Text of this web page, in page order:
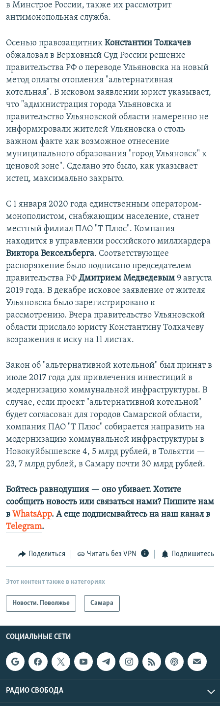
в Минстрое России, также их рассмотрит
антимонопольная служба.
Осенью правозащитник Константин Толкачев
обжаловал в Верховный Суд России решение
правительства РФ о переводе Ульяновска на новый
метод оплаты отопления "альтернативная
котельная". В исковом заявлении юрист указывает,
что "администрация города Ульяновска и
правительство Ульяновской области намеренно не
информировали жителей Ульяновска о столь
важном факте как возможное отнесение
муниципального образования "город Ульяновск" к
ценовой зоне". Сделано это было, как указывает
истец, максимально закрыто.
С 1 января 2020 года единственным оператором-
монополистом, снабжающим население, станет
местный филиал ПАО "Т Плюс". Компания
находится в управлении российского миллиардера
Виктора Вексельберга. Соответствующее
распоряжение было подписано председателем
правительства РФ Дмитрием Медведевым 9 августа
2019 года. В декабре исковое заявление от жителя
Ульяновска было зарегистрировано к
рассмотрению. Вчера правительство Ульяновской
области прислало юристу Константину Толкачеву
возражения к иску на 11 листах.
Закон об "альтернативной котельной" был принят в
июле 2017 года для привлечения инвестиций в
модернизацию коммунальной инфраструктуры. В
случае, если проект "альтернативной котельной"
будет согласован для городов Самарской области,
компания ПАО "Т Плюс" собирается направить на
модернизацию коммунальной инфраструктуры в
Новокуйбышевске 4, 5 млрд рублей, в Тольятти —
23, 7 млрд рублей, в Самару почти 30 млрд рублей.
Бойтесь равнодушия — оно убивает. Хотите
сообщить новость или связаться нами? Пишите нам
в WhatsApp. А еще подписывайтесь на наш канал в
Telegram.
Поделиться Читать без VPN Подпишитесь
Этот контент также в категориях
Новости. Поволжье Самара
СОЦИАЛЬНЫЕ СЕТИ
РАДИО СВОБОДА